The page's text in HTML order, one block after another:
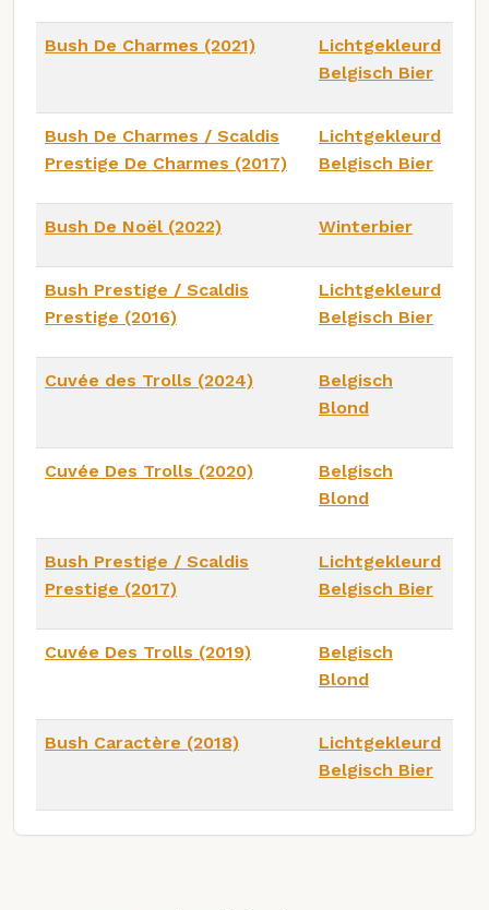
Bush De Charmes (2021)
Lichtgekleurd
Belgisch Bier
Bush De Charmes / Scaldis
Prestige De Charmes (2017)
Lichtgekleurd
Belgisch Bier
Bush De Noël (2022) Winterbier
Bush Prestige / Scaldis
Prestige (2016)
Lichtgekleurd
Belgisch Bier
Cuvée des Trolls (2024)
Belgisch
Blond
Cuvée Des Trolls (2020)
Belgisch
Blond
Bush Prestige / Scaldis
Prestige (2017)
Lichtgekleurd
Belgisch Bier
Cuvée Des Trolls (2019)
Belgisch
Blond
Bush Caractère (2018)
Lichtgekleurd
Belgisch Bier